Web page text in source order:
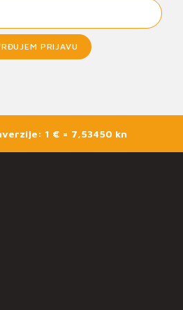
PRIJAVU
1 € = 7,53450 kn